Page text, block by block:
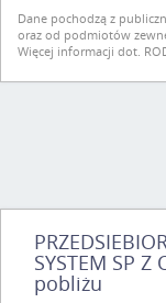
Dane pochodzą z
oraz od podmiotów
Więcej informacji dot.
SYSTEM SP
pobliżu